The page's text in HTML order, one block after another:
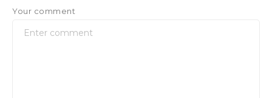
Your comment